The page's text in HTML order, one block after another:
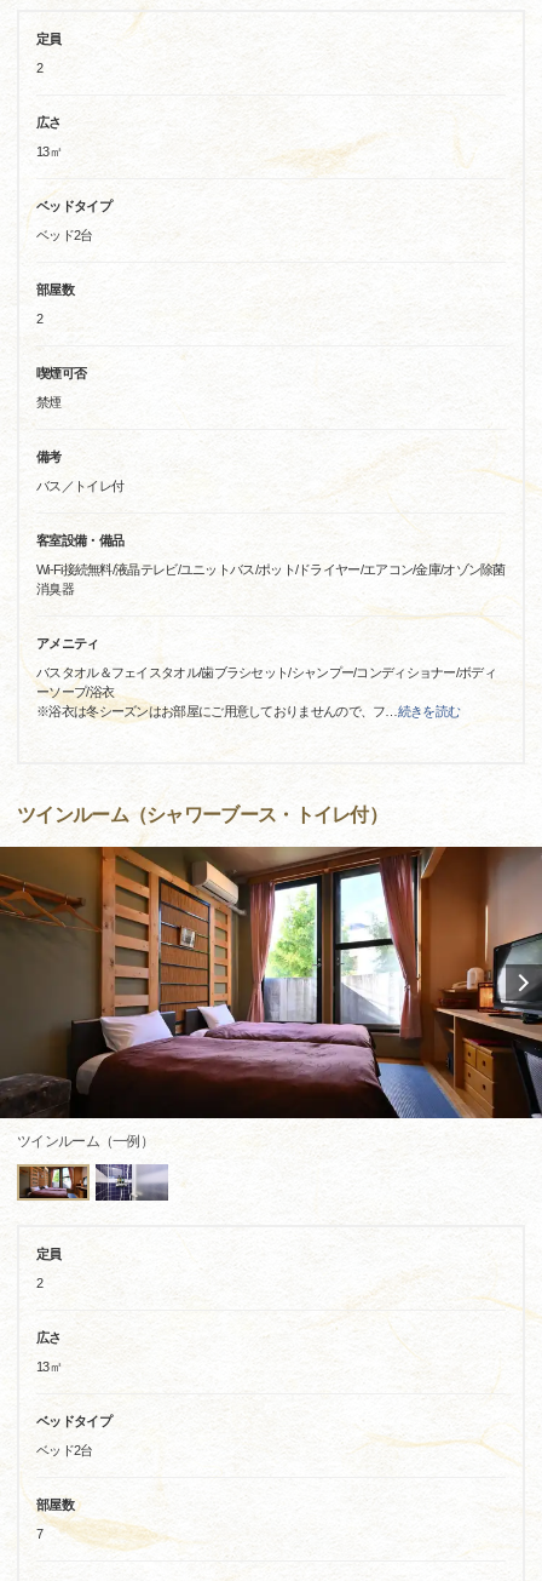
定員
2
広さ
13㎡
ベッドタイプ
ベッド2台
部屋数
2
喫煙可否
禁煙
備考
バス／トイレ付
客室設備・備品
Wi-Fi接続無料/液晶テレビ/ユニットバス/ポット/ドライヤー/エアコン/金庫/オゾン除菌
消臭器
アメニティ
バスタオル＆フェイスタオル/歯ブラシセット/シャンプー/コンディショナー/ボディ
ーソープ/浴衣
※浴衣は冬シーズンはお部屋にご用意しておりませんので、フ
続きを読む
ツインルーム（シャワーブース・トイレ付）
ツインルーム（一例）
定員
2
広さ
13㎡
ベッドタイプ
ベッド2台
部屋数
7